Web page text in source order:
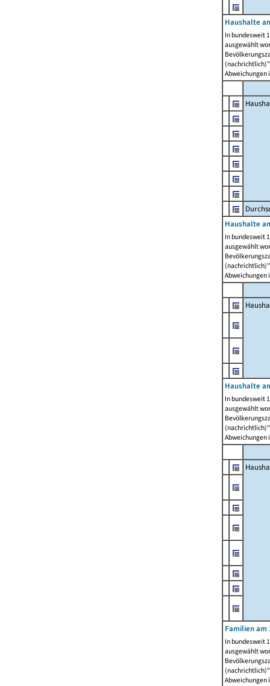
Haushalte
In bundesweit
ausgewählt
Abweichungen
Haushalte
In bundesweit
ausgewählt
Abweichungen
Haushalte
In bundesweit
ausgewählt
Abweichungen
Familien am
In bundesweit
ausgewählt
Abweichungen